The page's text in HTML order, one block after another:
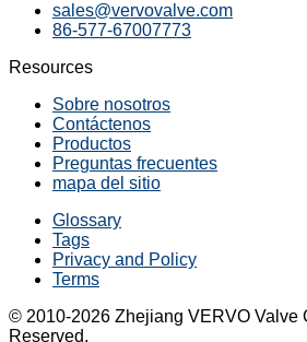
sales@vervovalve.com
86-577-67007773
Resources
Sobre nosotros
Contáctenos
Productos
Preguntas frecuentes
mapa del sitio
Glossary
Tags
Privacy and Policy
Terms
© 2010-2026 Zhejiang VERVO Valve
Reserved.